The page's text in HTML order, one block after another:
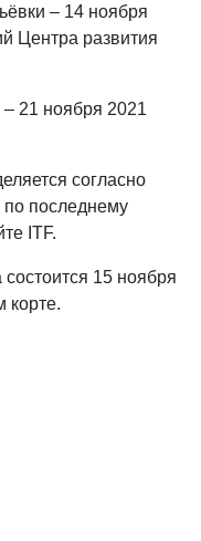
– 14 ноября
Центра развития
– 21 ноября 2021
согласно
последнему
ITF.
15 ноября
корте.